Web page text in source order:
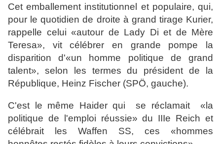
Cet emballement institutionnel et populaire, qui,
pour le quotidien de droite à grand tirage Kurier,
rappelle celui «autour de Lady Di et de Mère
Teresa», vit célébrer en grande pompe la
disparition d'«un homme politique de grand
talent», selon les termes du président de la
République, Heinz Fischer (SPÖ, gauche).
C'est le même Haider qui se réclamait «la
politique de l'emploi réussie» du IIIe Reich et
célébrait les Waffen SS, ces «hommes